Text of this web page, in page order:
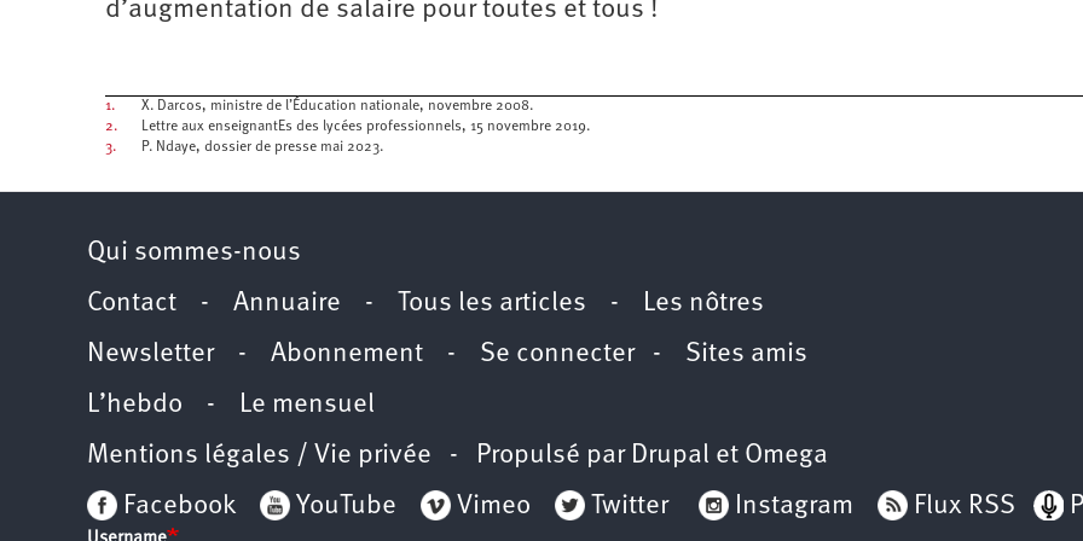
d’augmentation de salaire pour toutes et tous !
1.
X. Darcos, ministre de l’Éducation nationale, novembre 2008.
2.
Lettre aux enseignantEs des lycées professionnels, 15 novembre 2019.
3.
P. Ndaye, dossier de presse mai 2023.
Qui sommes-nous
Contact - Annuaire - Tous les articles - Les nôtres
Newsletter- Abonnement - Se connecter- Sites amis
L’hebdo - Le mensuel
Mentions légales / Vie privée - Propulsé par Drupal et Omega
Facebook
YouTube Vimeo Twitter Instagram Flux RSS